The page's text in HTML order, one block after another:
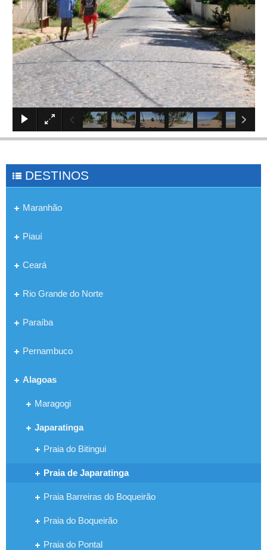
×
DESTINOS
Maranhão
Piauí
Ceará
Rio Grande do Norte
Paraíba
Pernambuco
Alagoas
Maragogi
Japaratinga
Praia do Bitingui
Praia de Japaratinga
Praia Barreiras do Boqueirão
Praia do Boqueirão
Praia do Pontal